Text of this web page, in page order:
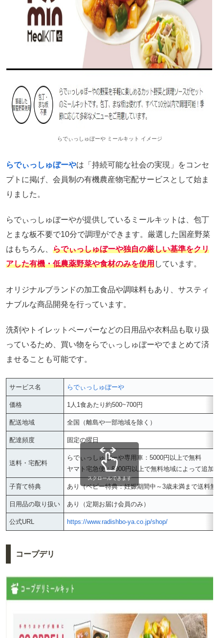
らでぃっしゅぼーや ミールキット イメージ
らでぃっしゅぼーやは「持続可能な社会の実現」をコンセ
プトに掲げ、会員制の有機農産物宅配サービスとして始ま
りました。
らでぃっしゅぼーやが提供しているミールキットは、包丁
とまな板不要で10分で調理ができます。厳選した国産野菜
はもちろん、 らでぃっしゅぼーや独自の厳しい基準をクリ
アした有機・低農薬野菜や食材のみを使用しています。
オリジナルブランドの加工食品や調味料もあり、サスティ
ナブルな商品開発を行っています。
洗剤やトイレットペーパーなどの日用品や衣料品も取り扱
っているため、買い物をらでぃっしゅぼーやでまとめて済
ませることも可能です。
サービス名 らでぃっしゅぼーや
価格 1人1食あたり約500~700円
配送地域 全国（離島や一部地域を除く）
配達頻度 固定の曜日
送料・宅配料
らでぃっしゅぼーや専用車：5000円以上で無料
ヤマト宅急便：8000円以上で無料地域によって追加
子育て特典 あり（ベビー特典：妊娠期間中～3歳未満まで送料無
日用品の取り扱い あり（定期お届け会員のみ）
公式URL https://www.radishbo-ya.co.jp/shop/
スクロールできます
コープデリ